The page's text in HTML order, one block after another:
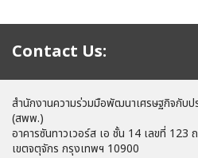
Contact Us:
สำนักงานความร่วมมือพัฒนาเศรษฐกิจกับป
(สพพ.)
อาคารซันทาวเวอร์ส เอ ชั้น 14 เลขที่
เขตจตุจักร กรุงเทพฯ 10900